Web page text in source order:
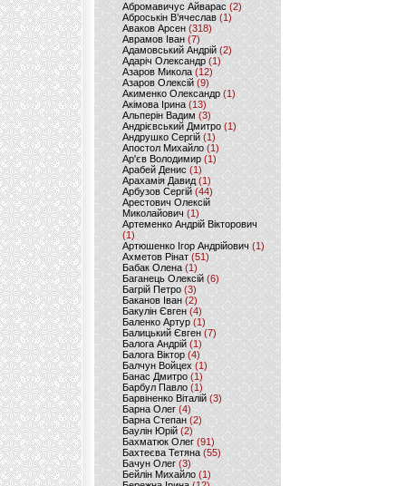
Абромавичус Айварас (2)
Аброськін В’ячеслав(1)
Аваков Арсен (318)
Аврамов Іван (7)
Адамовський Андрій(2)
Адаріч Олександр (1)
Азаров Микола (12)
Азаров Олексій (9)
Акименко Олександр(1)
Акімова Ірина(13)
Альперін Вадим (3)
Андрієвський Дмитро(1)
Андрушко Сергій(1)
Апостол Михайло(1)
Ар'єв Володимир (1)
Арабей Денис(1)
Арахамія Давид (1)
Арбузов Сергій (44)
Арестович Олексій
Миколайович(1)
Артеменко Андрій Вікторович
(1)
Артюшенко Ігор Андрійович(1)
Ахметов Рінат(51)
Бабак Олена(1)
Баганець Олексій(6)
Багрій Петро (3)
Баканов Іван(2)
Бакулін Євген (4)
Баленко Артур(1)
Балицький Євген(7)
Балога Андрій (1)
Балога Віктор (4)
Балчун Войцех (1)
Банас Дмитро (1)
Барбул Павло(1)
Барвіненко Віталій(3)
Барна Олег (4)
Барна Степан (2)
Баулін Юрій (2)
Бахматюк Олег (91)
Бахтеєва Тетяна(55)
Бачун Олег (3)
Бейлін Михайло (1)